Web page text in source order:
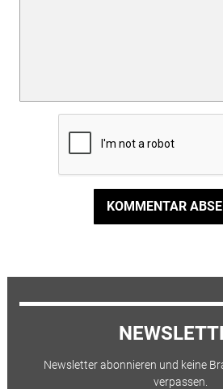
KOMMENTAR
Newsletter abonnieren und keine
verpassen.